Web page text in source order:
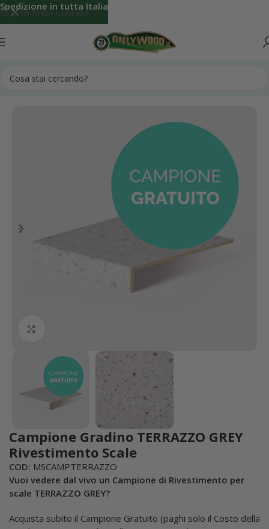
Skip to main content
Campione Gradino TERRAZZO GREY
Rivestimento Scale
COD: MSCAMPTERRAZZO
Vuoi vedere dal vivo un Campione di Rivestimento per
scale TERRAZZO GREY?
Acquista subito il Campione Gratuito (paghi solo il Costo della
Spedizione in tutta Italia